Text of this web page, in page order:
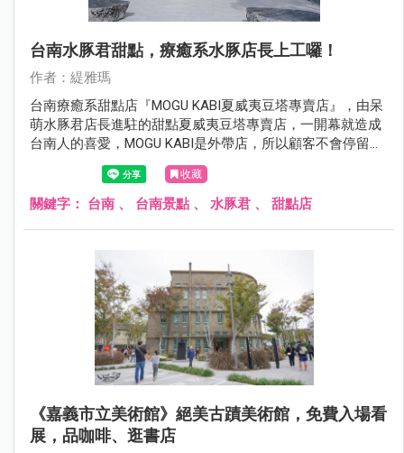
台南水豚君甜點，療癒系水豚店長上工囉！
作者：緹雅瑪
台南療癒系甜點店『MOGU KABI夏威夷豆塔專賣店』，由呆
萌水豚君店長進駐的甜點夏威夷豆塔專賣店，一開幕就造成
台南人的喜愛，MOGU KABI是外帶店，所以顧客不會停留太
久，平日來更可盡情的與水豚店長合影，若顧客不多…差不
多可停留個10~15分鐘都沒問題。
收藏
關鍵字： 台南 、 台南景點 、 水豚君 、 甜點店
《嘉義市立美術館》絕美古蹟美術館，免費入場看
展，品咖啡、逛書店